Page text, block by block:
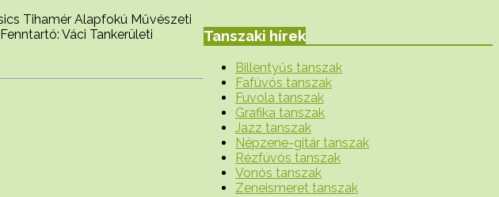
Tanszaki hírek
Billentyűs tanszak
Fafúvós tanszak
Fuvola tanszak
Grafika tanszak
Jazz tanszak
Népzene-gitár tanszak
Rézfúvós tanszak
Vonós tanszak
Zeneismeret tanszak
Művészeti
Váci Tankerületi